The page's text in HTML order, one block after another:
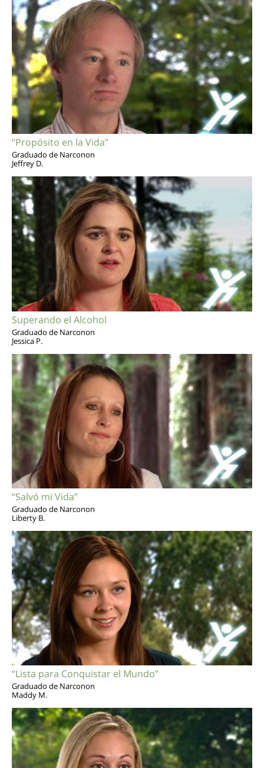
“Propósito en la Vida”
Graduado de Narconon
Jeffrey D.
Superando el Alcohol
Graduado de Narconon
Jessica P.
“Salvó mi Vida”
Graduado de Narconon
Liberty B.
“Lista para Conquistar el Mundo”
Graduado de Narconon
Maddy M.